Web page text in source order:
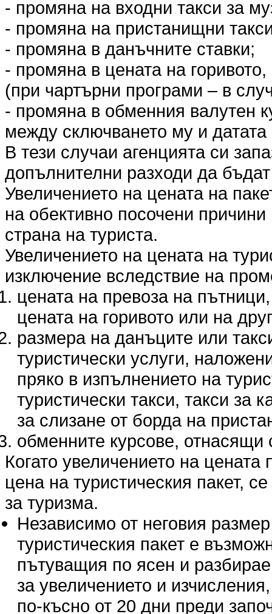
- промяна на входни такси за
- промяна на пристанищни
- промяна в данъчните ставки;
- промяна в цената на
(при чартърни програми – в
- промяна в обменния валутен
между сключването му и датата
В тези случаи агенцията си
допълнителни разходи да
Увеличението на цената на
на обективно посочени
страна на туриста.
Увеличението на цената на
изключение вследствие на
цената на превоза на
цената на горивото или на
размера на данъците или
туристически услуги,
пряко в изпълнението на
туристически такси, такси за
за слизане от борда на
обменните курсове, отнасящи
Когато увеличението на
цена на туристическия пакет,
за туризма.
Независимо от неговия
туристическия пакет е
пътуващия по ясен и
за увеличението и
по-късно от 20 дни преди